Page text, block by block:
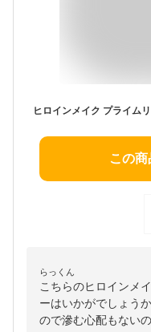
この
らっくん
こちらのヒロインメ
ーはいかがでしょう
ので滲む心配もない